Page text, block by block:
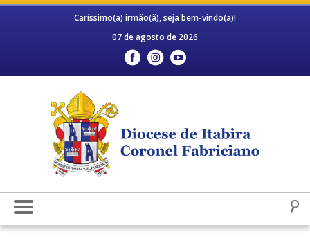
Caríssimo(a) irmão(ã), seja bem-vindo(a)!
07 de agosto de 2026